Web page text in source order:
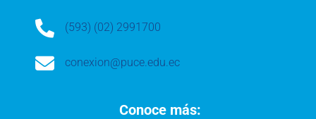
 (593) (02) 2991700
 conexion@puce.edu.ec
Conoce más: